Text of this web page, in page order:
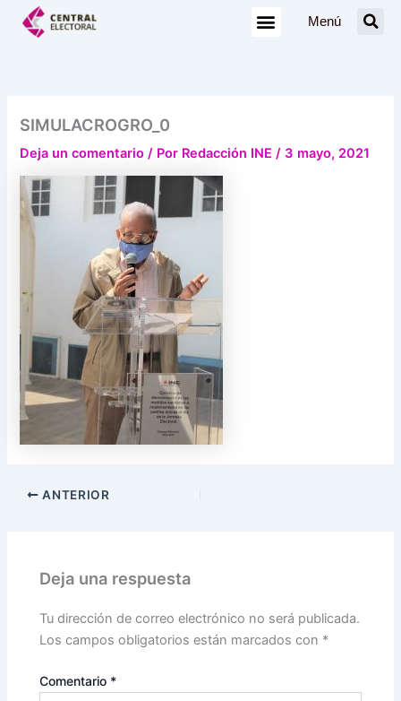
Menú
SIMULACROGRO_0
Deja un comentario / Por Redacción INE/ 3 mayo, 2021
ANTERIOR
Deja una respuesta
Tu dirección de correo electrónico no será publicada.
Los campos obligatorios están marcados con *
Comentario *